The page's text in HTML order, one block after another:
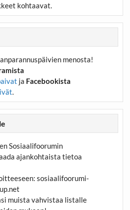
kohtaavat.
menosta!
ja Facebookista
.
Sosiaalifoorumin
ajankohtaista tietoa
sosiaalifoorumi-
muista vahvistaa listalle